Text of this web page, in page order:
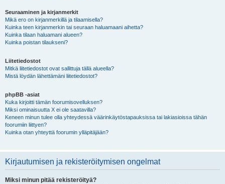
Seuraaminen ja kirjanmerkit
Mikä ero on kirjanmerkillä ja tilaamisella?
Kuinka teen kirjanmerkin tai seuraan haluamaani aihetta?
Kuinka tilaan haluamani alueen?
Kuinka poistan tilaukseni?
Liitetiedostot
Mitkä liitetiedostot ovat sallittuja tällä alueella?
Mistä löydän lähettämäni liitetiedostot?
phpBB -asiat
Kuka kirjoitti tämän foorumisovelluksen?
Miksi ominaisuutta X ei ole saatavilla?
Keneen minun tulee olla yhteydessä väärinkäytöstapauksissa tai lakiasioissa tähän
foorumiin liittyen?
Kuinka otan yhteyttä foorumin ylläpitäjään?
Kirjautumisen ja rekisteröitymisen ongelmat
Miksi minun pitää rekisteröityä?